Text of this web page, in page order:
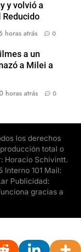
y volvió a
Reducido
horas atrás 0
a un
a Milei a
horas atrás 0
los derechos
total o
Horacio Schivintt.
101 Mail:
Publicidad:
gracias a